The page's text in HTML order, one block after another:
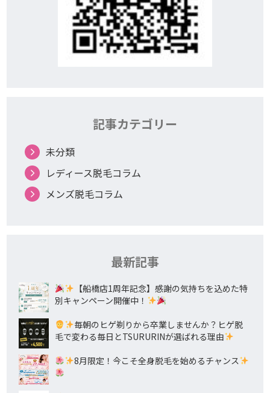
記事カテゴリー
未分類
レディース脱毛コラム
メンズ脱毛コラム
最新記事
【船橋店1周年記念】感謝の気持ちを込めた特
別キャンペーン開催中！
毎朝のヒゲ剃りから卒業しませんか？ヒゲ脱
毛で変わる毎日とTSURURINが選ばれる理由
8月限定！今こそ全身脱毛を始めるチャンス